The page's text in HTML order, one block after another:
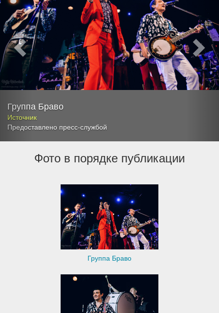
Группа Браво
Источник
Предоставлено пресс-службой
Фото в порядке публикации
Группа Браво